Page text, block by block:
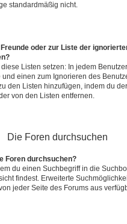
standardmäßig nicht.
oder zur Liste der
Listen setzen: In jedem
einen zum Ignorieren des
den Listen hinzufügen, indem du
von den Listen entfernen.
Die Foren durchsuchen
Foren durchsuchen?
du einen Suchbegriff in die
findest. Erweiterte
jeder Seite des Forums aus